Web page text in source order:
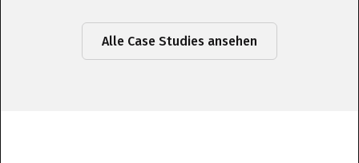
Alle Case Studies ansehen